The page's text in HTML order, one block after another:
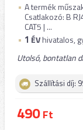
A termék
Csatlakozó: B
CAT5 | ...
1 ÉVhivatalos,
Utolsó, bontatlan
Szállítási díj:
490Ft